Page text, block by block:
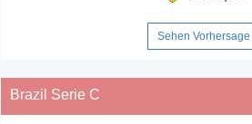
Sehen Vorhersage
Brazil Serie C